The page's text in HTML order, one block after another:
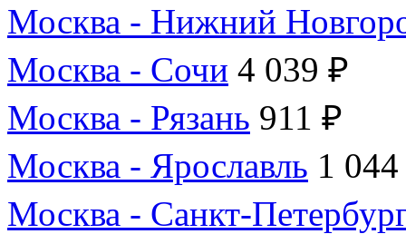
Москва - Нижний
Москва - Сочи 4 039 ₽
Москва - Рязань 911 ₽
Москва - Ярославль 1
Москва - Санкт-